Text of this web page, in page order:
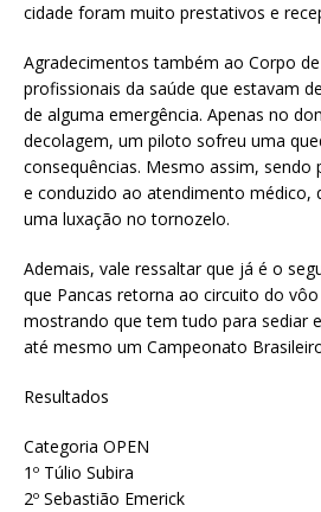
cidade foram muito prestativos e
Agradecimentos também ao Corpo
profissionais da saúde que estavam
de alguma emergência. Apenas no
decolagem, um piloto sofreu uma
consequências. Mesmo assim,
e conduzido ao atendimento médico,
uma luxação no tornozelo.
Ademais, vale ressaltar que já é o
que Pancas retorna ao circuito do vôo
mostrando que tem tudo para sediar
até mesmo um Campeonato
Resultados
Categoria OPEN
1º Túlio Subira
2º Sebastião Emerick